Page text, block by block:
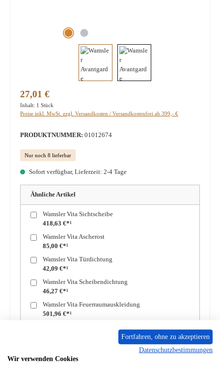
Regulärer Preis:
27,01 €
Inhalt: 1 Stück
Preise inkl. MwSt. zzgl. Versandkosten / Versandkostenfrei ab 399,- €
PRODUKTNUMMER: 01012674
Nur noch 8 lieferbar
Sofort verfügbar, Lieferzeit: 2-4 Tage
Ähnliche Artikel
Wamsler Vita Sichtscheibe
418,63 €*¹
Wamsler Vita Ascherost
85,00 €*¹
Wamsler Vita Türdichtung
42,09 €*¹
Wamsler Vita Scheibendichtung
46,27 €*¹
Wamsler Vita Feuerraumauskleidung
501,96 €*¹
Produkt Anzahl: Gib den gewünschten Wert ein oder benutze die Schaltflächen um die
In den Warenkorb
Fortfahren, ohne zu akzeptieren
Datenschutzbestimmungen
Wir verwenden Cookies